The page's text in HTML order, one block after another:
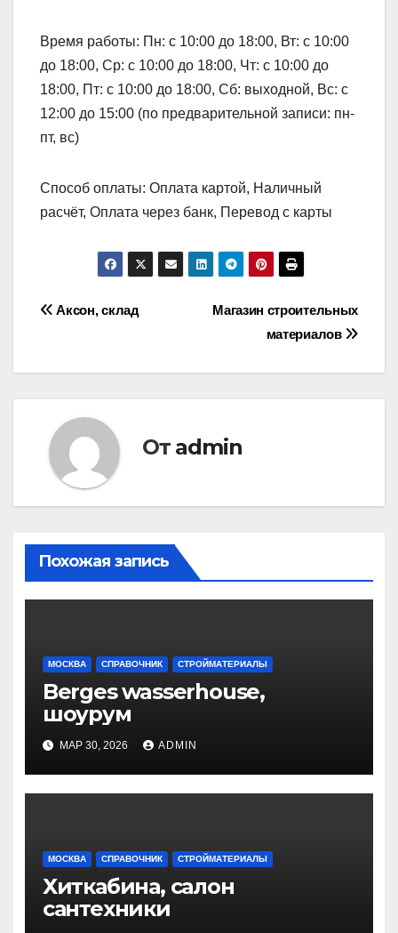
Время работы: Пн: с 10:00 до 18:00, Вт: с 10:00
до 18:00, Ср: с 10:00 до 18:00, Чт: с 10:00 до
18:00, Пт: с 10:00 до 18:00, Сб: выходной, Вс: с
12:00 до 15:00 (по предварительной записи: пн-
пт, вс)
Способ оплаты: Оплата картой, Наличный
расчёт, Оплата через банк, Перевод с карты
Навигация
Магазин строительных
материалов
Аксон, склад
От admin
Похожая запись
МОСКВА СПРАВОЧНИК СТРОЙМАТЕРИАЛЫ
Berges wasserhouse,
шоурум
МАР 30, 2026 ADMIN
МОСКВА СПРАВОЧНИК СТРОЙМАТЕРИАЛЫ
Хиткабина, салон
сантехники